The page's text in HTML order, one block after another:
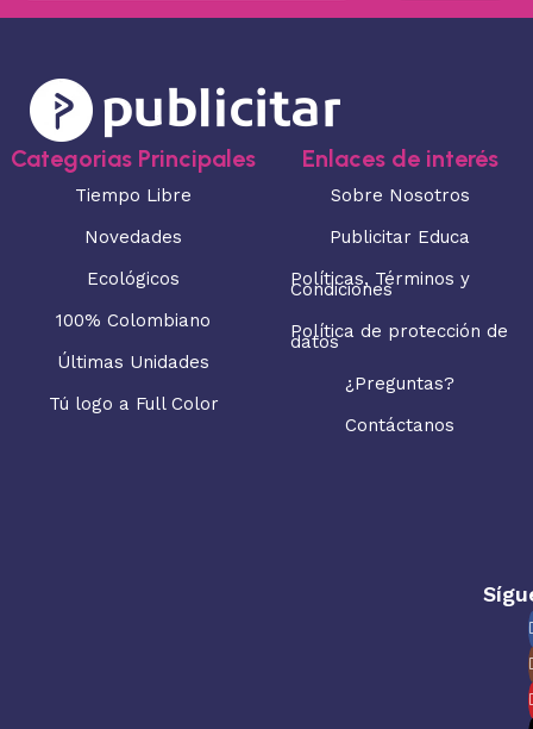
Categorias Principales
Tiempo Libre
Novedades
Ecológicos
100% Colombiano
Últimas Unidades
Tú logo a Full Color
Enlaces de interés
Sobre Nosotros
Publicitar Educa
Políticas, Términos y
Condiciones
Política de protección de
datos
¿Preguntas?
Contáctanos